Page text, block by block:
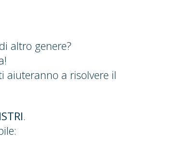
altro genere?
aiuteranno a risolvere il
.